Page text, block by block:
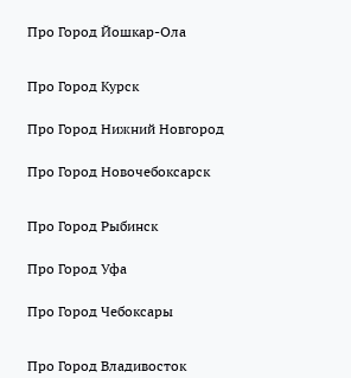
Про Город Йошкар-Ола
Про Город Курск
Про Город Нижний Новгород
Про Город Новочебоксарск
Про Город Рыбинск
Про Город Уфа
Про Город Чебоксары
Про Город Владивосток